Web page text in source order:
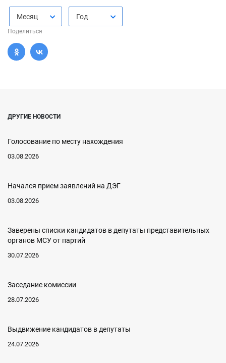
Месяц Год
Поделиться
ДРУГИЕ НОВОСТИ
Голосование по месту нахождения
03.08.2026
Начался прием заявлений на ДЭГ
03.08.2026
Заверены списки кандидатов в депутаты представительных
органов МСУ от партий
30.07.2026
Заседание комиссии
28.07.2026
Выдвижение кандидатов в депутаты
24.07.2026